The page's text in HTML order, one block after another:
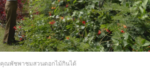
คุณพัชพาชมสวนดอกไม้กินได้